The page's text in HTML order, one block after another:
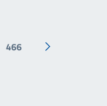
466
Pagina